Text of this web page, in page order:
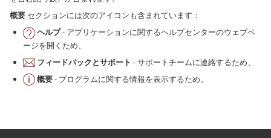
概要 セクションには次のアイコンも含まれています：
ヘルプ- アプリケーションに関するヘルプセンターのウェブペ
ージを開くため、
フィードバックとサポート - サポートチームに連絡するため、
概要- プログラムに関する情報を表示するため。